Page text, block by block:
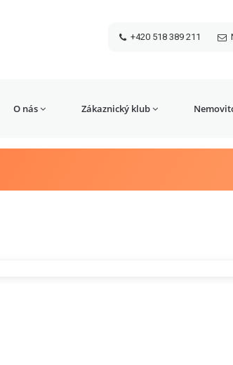
+420 518 389 211
O nás Zákaznický klub